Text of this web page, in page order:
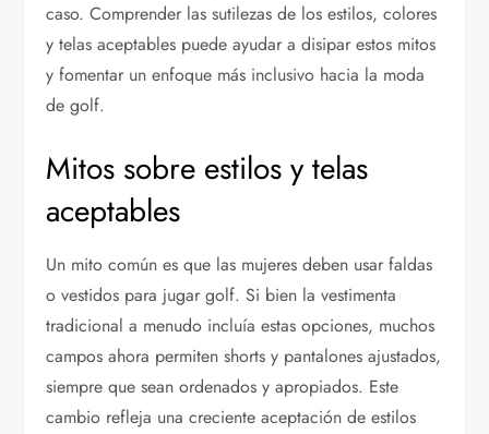
caso. Comprender las sutilezas de los estilos, colores
y telas aceptables puede ayudar a disipar estos mitos
y fomentar un enfoque más inclusivo hacia la moda
de golf.
Mitos sobre estilos y telas
aceptables
Un mito común es que las mujeres deben usar faldas
o vestidos para jugar golf. Si bien la vestimenta
tradicional a menudo incluía estas opciones, muchos
campos ahora permiten shorts y pantalones ajustados,
siempre que sean ordenados y apropiados. Este
cambio refleja una creciente aceptación de estilos